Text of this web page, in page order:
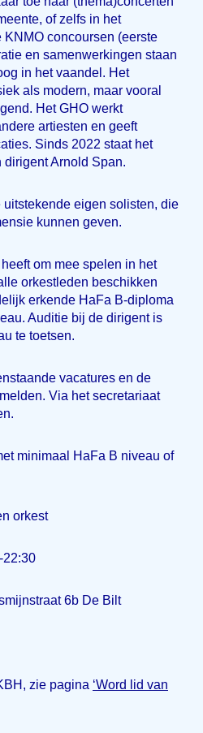
of zelfs in het
concoursen (eerste
en samenwerkingen staan
in het vaandel. Het
als modern, maar vooral
Het GHO werkt
artiesten en geeft
Sinds 2022 staat het
Arnold Span.
uitstekende eigen solisten, die
kunnen geven.
om mee spelen in het
orkestleden beschikken
erkende HaFa B-diploma
Auditie bij de dirigent is
te toetsen.
vacatures en de
Via het secretariaat
minimaal HaFa B niveau of
orkest
22:30
6b De Bilt
zie pagina ‘Word lid van